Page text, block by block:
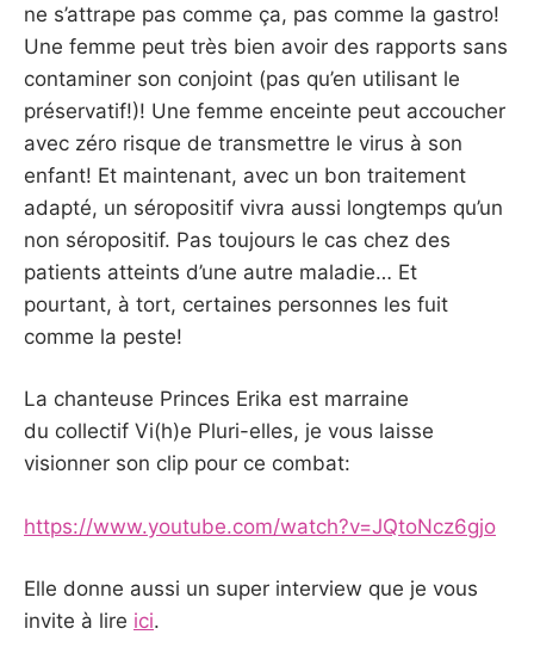
ne s’attrape pas comme ça, pas comme la gastro!
Une femme peut très bien avoir des rapports sans
contaminer son conjoint (pas qu’en utilisant le
préservatif!)! Une femme enceinte peut accoucher
avec zéro risque de transmettre le virus à son
enfant! Et maintenant, avec un bon traitement
adapté, un séropositif vivra aussi longtemps qu’un
non séropositif. Pas toujours le cas chez des
patients atteints d’une autre maladie… Et
pourtant, à tort, certaines personnes les fuit
comme la peste!
La chanteuse Princes Erika est marraine
du collectif Vi(h)e Pluri-elles, je vous laisse
visionner son clip pour ce combat:
https://www.youtube.com/watch?v=JQtoNcz6gjo
Elle donne aussi un super interview que je vous
invite à lire ici.